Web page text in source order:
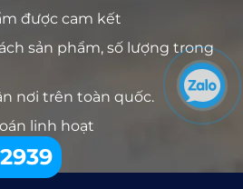
được cam kết
sản phẩm, số lượng trong
nơi trên toàn quốc.
linh hoạt